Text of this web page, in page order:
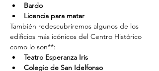
Bardo
Licencia para matar
También redescubriremos algunos de los
edificios más icónicos del Centro Histórico
como lo son**:
Teatro Esperanza Iris
Colegio de San Idelfonso